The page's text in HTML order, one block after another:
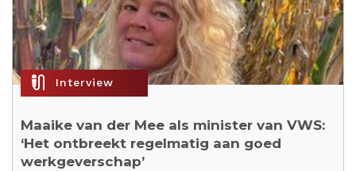
mic_external_on Interview
Maaike van der Mee als minister van VWS:
‘Het ontbreekt regelmatig aan goed
werkgeverschap’